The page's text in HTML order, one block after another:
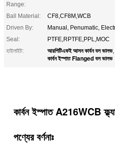
Range:
Ball Material:
CF8,CF8M,WCB
Driven By:
Manual, Penumatic,
Seal:
PTFE,RPTFE,PPL,MOC
হাইলাইট:
আরপিটিএফই আসন কার্বন বল ভালভ,
কার্বন ইস্পাত Flanged বল ভালভ
কার্বন ইস্পাত A216WCB
পণ্যের বর্ণনাঃ